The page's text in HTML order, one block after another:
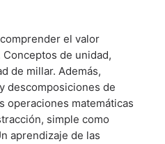
el valor
de unidad,
de millar. Además,
descomposiciones de
operaciones matemáticas
simple como
aprendizaje de las